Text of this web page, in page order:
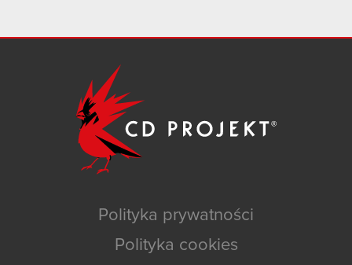
Polityka prywatności
Polityka cookies